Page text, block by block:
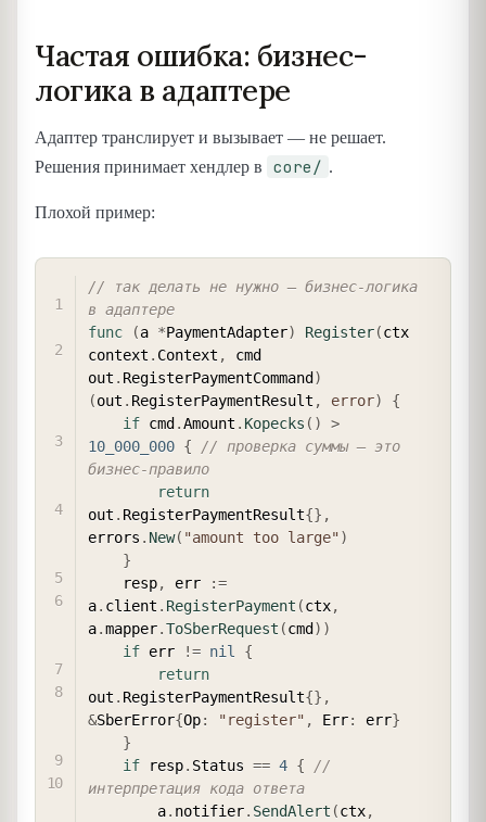
Частая ошибка: бизнес-
логика в адаптере
Адаптер транслирует и вызывает — не решает.
Решения принимает хендлер в
core/ .
Плохой пример:
// так делать не нужно — бизнес-логика
в адаптере
func
(a *PaymentAdapter) Register(ctx
context . Context ,
cmd
out . RegisterPaymentCommand )
(out . RegisterPaymentResult , error)
{
if cmd .Amount . Kopecks ( )
>
10_000_000 {
// проверка суммы — это
бизнес-правило
return
out . RegisterPaymentResult{} ,
errors . New( "amount too large")
}
    resp
, err
:=
a. client . RegisterPayment (ctx,
a.mapper.ToSberRequest (cmd ) )
if err != nil
{
return
out . RegisterPaymentResult{} ,
&SberError{Op: "register" , Err: err}
}
if resp. Status == 4 {
//
интерпретация кода ответа
        a
. notifier. SendAlert (ctx,